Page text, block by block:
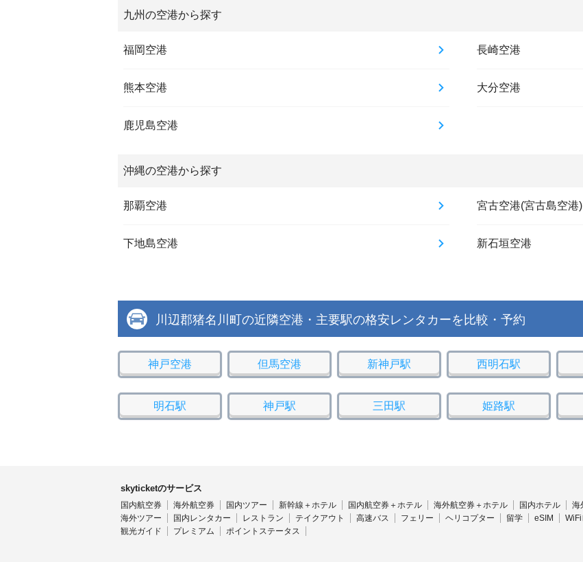
九州の空港から探す
福岡空港 長崎空港
熊本空港 大分空港
鹿児島空港
沖縄の空港から探す
那覇空港 宮古空港(宮古島空港)
下地島空港 新石垣空港
川辺郡猪名川町の近隣空港・主要駅の格安レンタカーを比較・予約
神戸空港 但馬空港 新神戸駅 西明石駅
明石駅 神戸駅 三田駅 姫路駅